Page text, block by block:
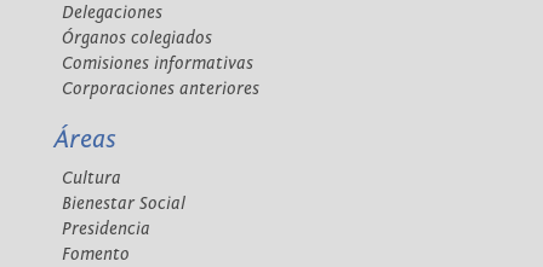
Delegaciones
Órganos colegiados
Comisiones informativas
Corporaciones anteriores
Áreas
Cultura
Bienestar Social
Presidencia
Fomento